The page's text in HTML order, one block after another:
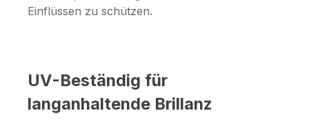
Einflüssen zu schützen.
UV-Beständig für
langanhaltende Brillanz